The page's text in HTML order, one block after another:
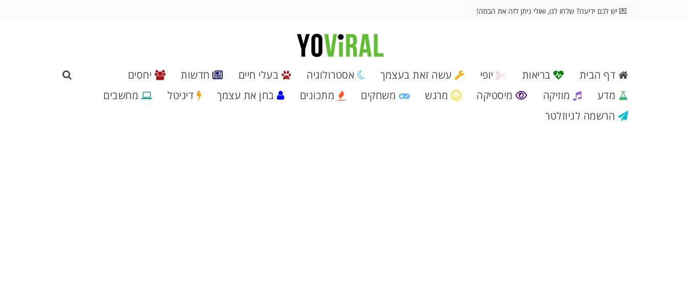
💌 יש לכם ידיעה? שלחו לנו, ואולי ניתן לזה את הבמה!
דף הבית בריאות יופי עשה זאת בעצמך אסטרולוגיה בעלי חיים חדשות
יחסים
מדע
מוזיקה מיסטיקה מרגש משחקים מתכונים בחן את עצמך דיגיטל
מחשבים
הרשמה לניוזלטר